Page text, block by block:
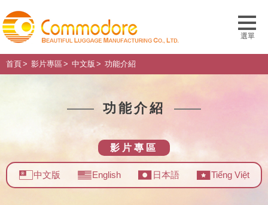
首頁 影片專區 中文版 功能介紹
功能介紹
影片專區
中文版 English 日本語 Tiếng Việt